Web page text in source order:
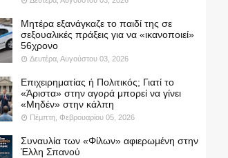
Μητέρα εξανάγκαζε το παιδί της σε
σεξουαλικές πράξεις για να «ικανοποιεί»
56χρονο
Δευτέρα, Αυγούστου 03, 2026
Επιχειρηματίας ή Πολιτικός; Γιατί το
«Άριστα» στην αγορά μπορεί να γίνει
«Μηδέν» στην κάλπη
Πέμπτη, Φεβρουαρίου 05, 2026
Συναυλία των «Φίλων» αφιερωμένη στην
Έλλη Σπανού